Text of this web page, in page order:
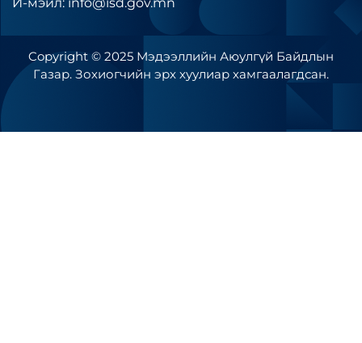
Copyright © 2025 Мэдээллийн Аюулгүй Байдлын
Газар. Зохиогчийн эрх хуулиар хамгаалагдсан.